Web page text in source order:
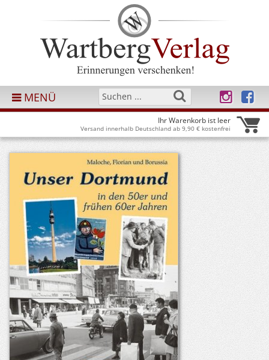
MENÜ
Ihr Warenkorb ist leer
Versand innerhalb Deutschland ab 9,90 € kostenfrei